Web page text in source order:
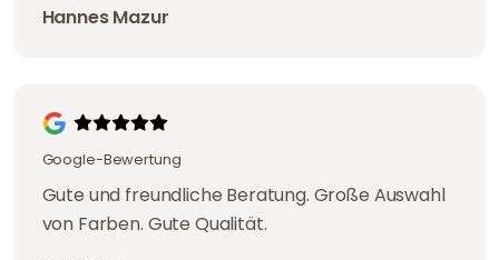
Hannes Mazur
Google-Bewertung
Gute und freundliche Beratung. Große Auswahl
von Farben. Gute Qualität.